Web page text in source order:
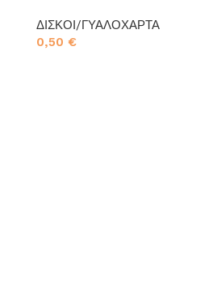
ΔΙΣΚΟΙ/ΓΥΑΛΟΧΑΡΤΑ
0,50 €